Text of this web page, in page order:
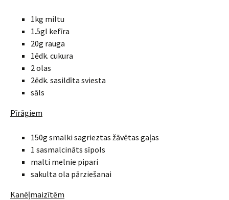
1kg miltu
1.5gl kefīra
20g rauga
1ēdk. cukura
2 olas
2ēdk. sasildīta sviesta
sāls
Pīrāgiem
150g smalki sagrieztas žāvētas gaļas
1 sasmalcināts sīpols
malti melnie pipari
sakulta ola pārziešanai
Kanēļmaizītēm